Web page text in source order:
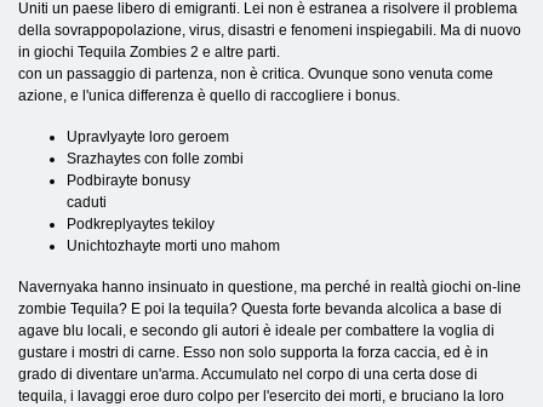
Uniti un paese libero di emigranti. Lei non è estranea a risolvere il problema
della sovrappopolazione, virus, disastri e fenomeni inspiegabili. Ma di nuovo
in giochi Tequila Zombies 2 e altre parti.
con un passaggio di partenza, non è critica. Ovunque sono venuta come
azione, e l'unica differenza è quello di raccogliere i bonus.
Upravlyayte loro geroem
Srazhaytes con folle zombi
Podbirayte bonusy
caduti
Podkreplyaytes tekiloy
Unichtozhayte morti uno mahom
Navernyaka hanno insinuato in questione, ma perché in realtà giochi on-line
zombie Tequila? E poi la tequila? Questa forte bevanda alcolica a base di
agave blu locali, e secondo gli autori è ideale per combattere la voglia di
gustare i mostri di carne. Esso non solo supporta la forza caccia, ed è in
grado di diventare un'arma. Accumulato nel corpo di una certa dose di
tequila, i lavaggi eroe duro colpo per l'esercito dei morti, e bruciano la loro